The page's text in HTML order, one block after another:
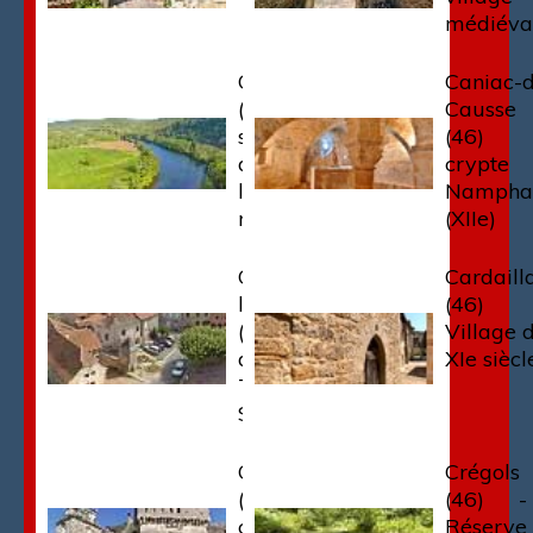
Calvignac
(46) - Vue
sur le Lot
depuis
l'oppidum
romain
Caniac-
Causse
crypte
(XIIe)
Capdenac
le Haut
(46) - vu
de la
Tour de
Sagnes
(46)
Village
XIe
Cenevieres
(46) -
château
Crégols
(46) -
Réserve